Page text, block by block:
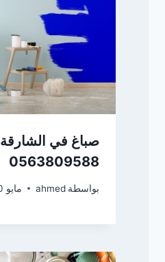
صباغ في الشارقة
0563809588
بواسطة ahmed مايو 10, 2025